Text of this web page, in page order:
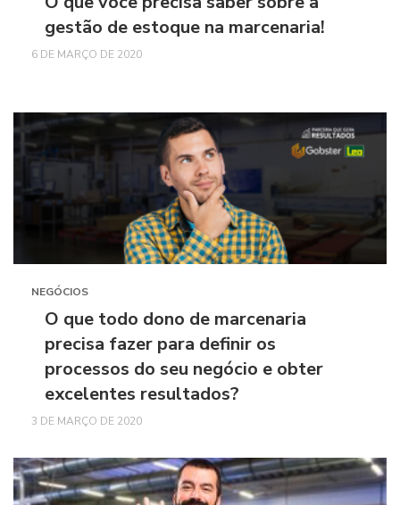
gestão de estoque na marcenaria!
6 DE MARÇO DE 2020
NEGÓCIOS
O que todo dono de marcenaria
precisa fazer para definir os
processos do seu negócio e obter
excelentes resultados?
3 DE MARÇO DE 2020